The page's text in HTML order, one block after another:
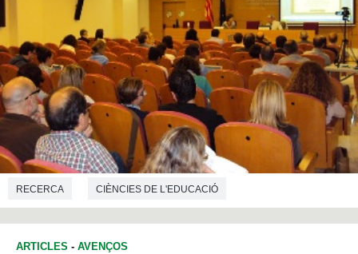
RECERCA CIÈNCIES DE L'EDUCACIÓ
ARTICLES - AVENÇOS